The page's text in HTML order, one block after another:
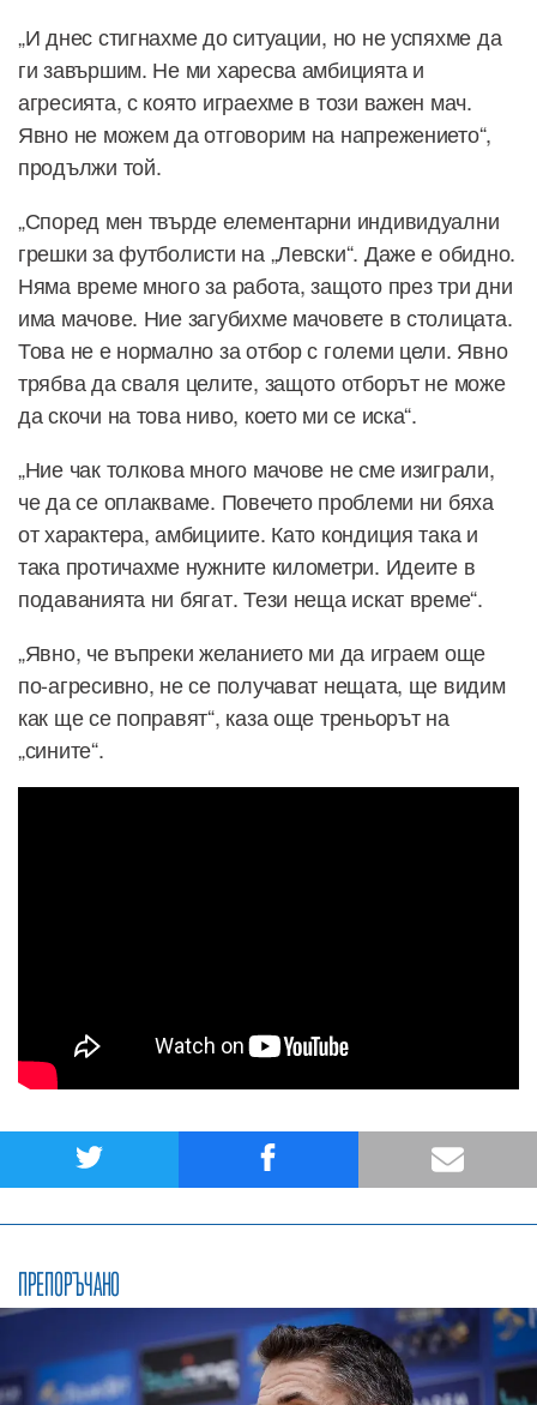
„И днес стигнахме до ситуации, но не успяхме да
ги завършим. Не ми харесва амбицията и
агресията, с която играехме в този важен мач.
Явно не можем да отговорим на напрежението“,
продължи той.
„Според мен твърде елементарни индивидуални
грешки за футболисти на „Левски“. Даже е обидно.
Няма време много за работа, защото през три дни
има мачове. Ние загубихме мачовете в столицата.
Това не е нормално за отбор с големи цели. Явно
трябва да сваля целите, защото отборът не може
да скочи на това ниво, което ми се иска“.
„Ние чак толкова много мачове не сме изиграли,
че да се оплакваме. Повечето проблеми ни бяха
от характера, амбициите. Като кондиция така и
така протичахме нужните километри. Идеите в
подаванията ни бягат. Тези неща искат време“.
„Явно, че въпреки желанието ми да играем още
по-агресивно, не се получават нещата, ще видим
как ще се поправят“, каза още треньорът на
„сините“.
ПРЕПОРЪЧАНО